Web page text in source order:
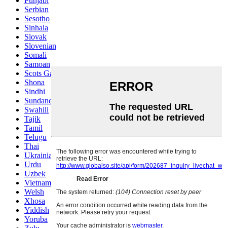
Serbian
Sesotho
Sinhala
Slovak
Slovenian
Somali
Samoan
Scots Gaelic
Shona
Sindhi
Sundanese
Swahili
Tajik
Tamil
Telugu
Thai
Ukrainian
Urdu
Uzbek
Vietnamese
Welsh
Xhosa
Yiddish
Yoruba